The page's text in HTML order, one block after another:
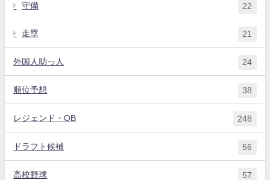
守備 22
走塁 21
外国人助っ人 24
順位予想 38
レジェンド・OB 248
ドラフト候補 56
高校野球 57